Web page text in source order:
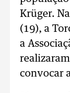
Krüger.
(19), a
a
convocar